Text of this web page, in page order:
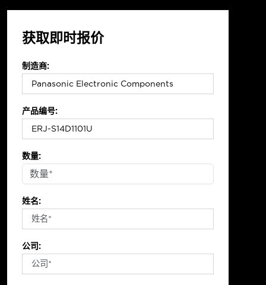
获取即时报价
制造商:
产品编号:
数量:
姓名:
公司: